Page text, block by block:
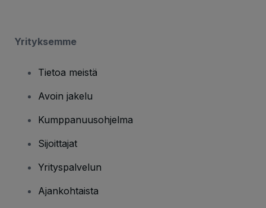
Yrityksemme
Tietoa meistä
Avoin jakelu
Kumppanuusohjelma
Sijoittajat
Yrityspalvelun
Ajankohtaista